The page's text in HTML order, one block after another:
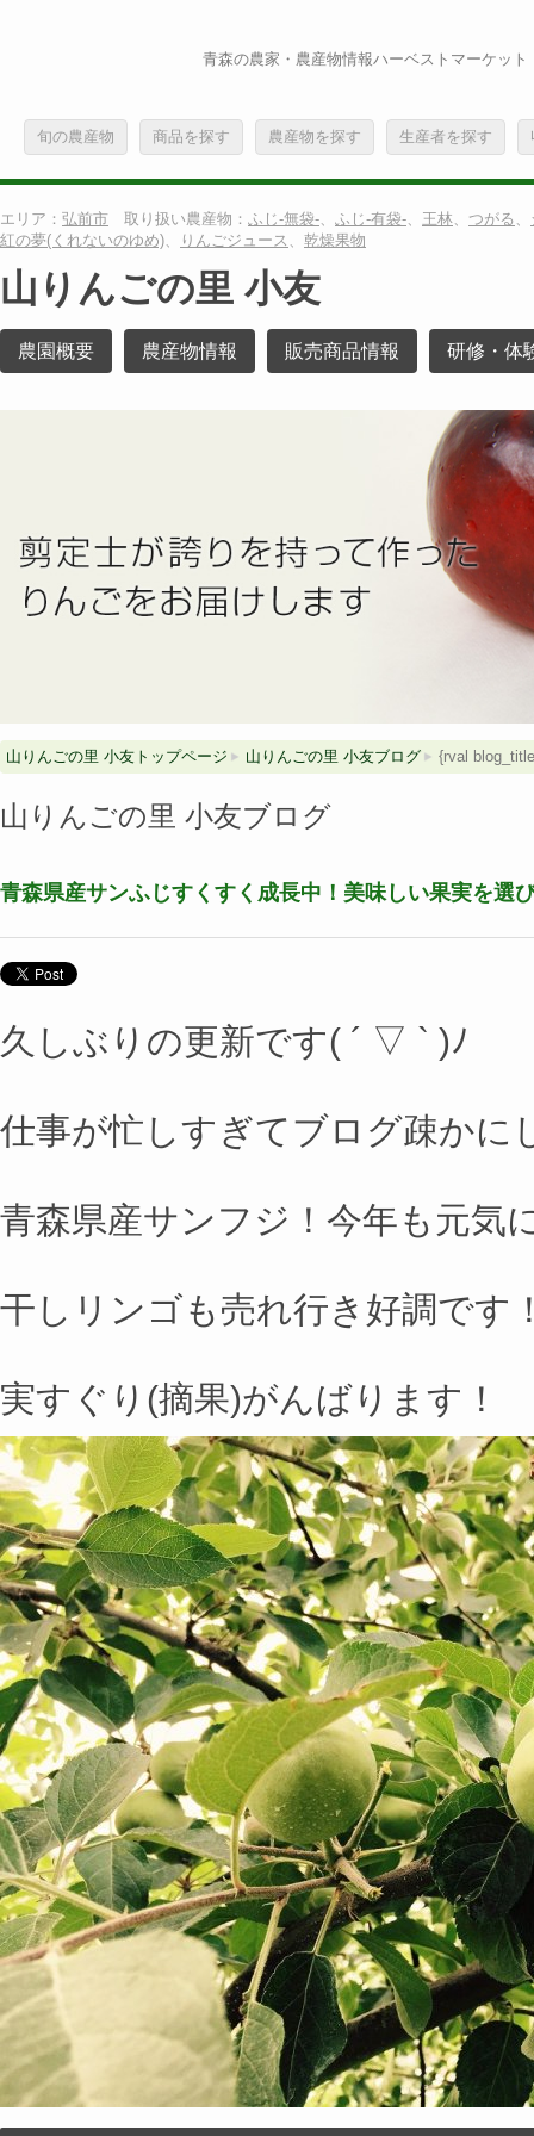
青森の農家・農産物情報ハーベストマーケット
旬の農産物 商品を探す 農産物を探す 生産者を探す
エリア： 弘前市 取り扱い農産物： ふじ-無袋-、 ふじ-有袋-、 王林、 つがる、
紅の夢(くれないのゆめ)、 りんごジュース 、 乾燥果物
山りんごの里 小友
農園概要 農産物情報 販売商品情報 研修・体
山りんごの里 小友トップページ 山りんごの里 小友ブログ {rval
山りんごの里 小友ブログ
青森県産サンふじすくすく成長中！美味しい果実を選
久しぶりの更新です( ´ ▽ ` )ﾉ
仕事が忙しすぎてブログ疎かに
青森県産サンフジ！今年も元気
干しリンゴも売れ行き好調です
実すぐり(摘果)がんばります！